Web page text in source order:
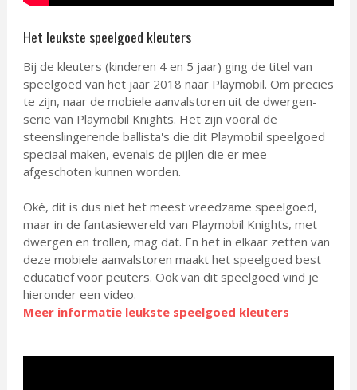
Het leukste speelgoed kleuters
Bij de kleuters (kinderen 4 en 5 jaar) ging de titel van
speelgoed van het jaar 2018 naar Playmobil. Om precies
te zijn, naar de mobiele aanvalstoren uit de dwergen-
serie van Playmobil Knights. Het zijn vooral de
steenslingerende ballista's die dit Playmobil speelgoed
speciaal maken, evenals de pijlen die er mee
afgeschoten kunnen worden.
Oké, dit is dus niet het meest vreedzame speelgoed,
maar in de fantasiewereld van Playmobil Knights, met
dwergen en trollen, mag dat. En het in elkaar zetten van
deze mobiele aanvalstoren maakt het speelgoed best
educatief voor peuters. Ook van dit speelgoed vind je
hieronder een video.
Meer informatie leukste speelgoed kleuters